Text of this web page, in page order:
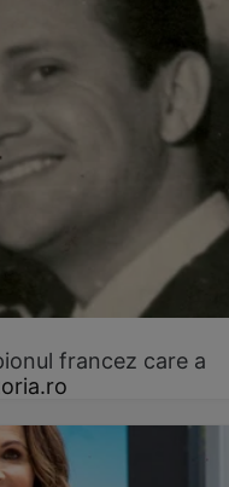
francez care a